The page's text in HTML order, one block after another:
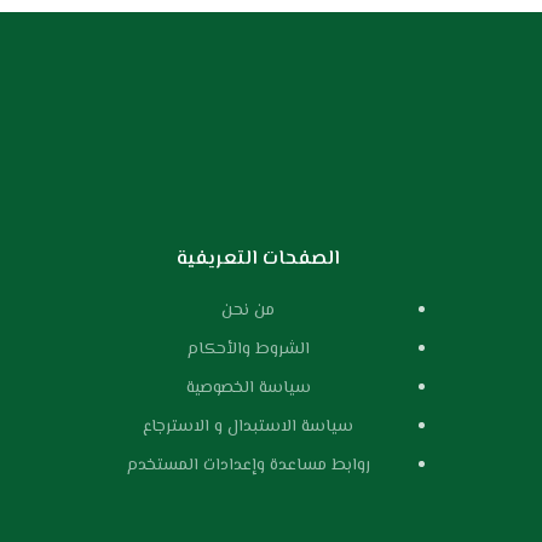
الصفحات التعريفية
من نحن
الشروط والأحكام
سياسة الخصوصية
سياسة الاستبدال و الاسترجاع
روابط مساعدة وإعدادات المستخدم